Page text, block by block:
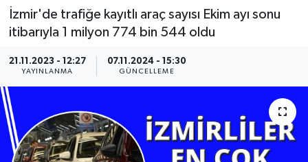
İzmir'de trafiğe kayıtlı araç sayısı Ekim ayı sonu
itibarıyla 1 milyon 774 bin 544 oldu
21.11.2023 - 12:27
YAYINLANMA
07.11.2024 - 15:30
GÜNCELLEME
POLİTİKA
Programlar
YAŞAM